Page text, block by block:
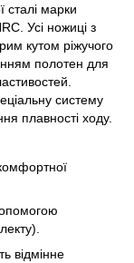
сталі марки
Усі ножиці з
кутом ріжучого
полотен для
систему
плавності ходу.
відмінне